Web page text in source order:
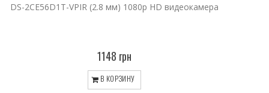
DS-2CE56D1T-VPIR (2.8 мм) 1080p HD видеокамера
1148 грн
В КОРЗИНУ